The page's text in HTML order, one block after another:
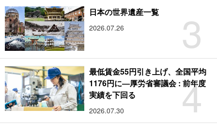
3
日本の世界遺産一覧
2026.07.26
4
最低賃金55円引き上げ、全国平均
1176円に―厚労省審議会 : 前年度
実績を下回る
2026.07.30